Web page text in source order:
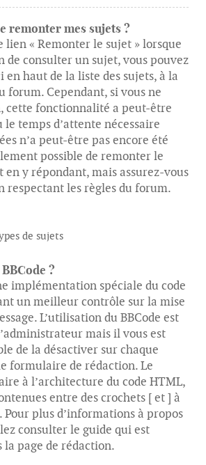
remonter mes sujets ?
lien « Remonter le sujet » lorsque
de consulter un sujet, vous pouvez
haut de la liste des sujets, à la
forum. Cependant, si vous ne
cette fonctionnalité a peut-être
le temps d’attente nécessaire
n’a peut-être pas encore été
possible de remonter le
y répondant, mais assurez-vous
respectant les règles du forum.
de sujets
?
implémentation spéciale du code
un meilleur contrôle sur la mise
L’utilisation du BBCode est
mais il vous est
de la désactiver sur chaque
formulaire de rédaction. Le
à l’architecture du code HTML,
entre des crochets [ et ] à
Pour plus d’informations à propos
consulter le guide qui est
la page de rédaction.